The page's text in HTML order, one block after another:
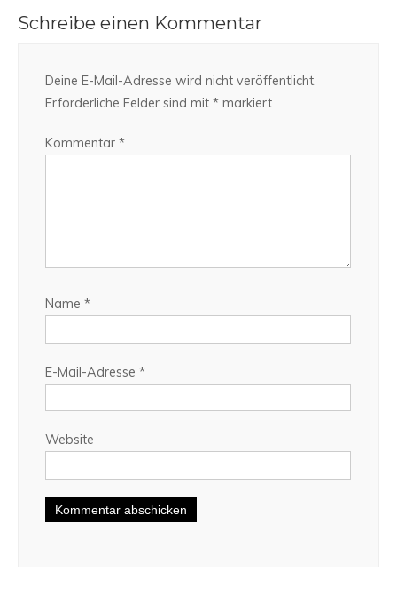
Schreibe einen Kommentar
Deine E-Mail-Adresse wird nicht veröffentlicht.
Erforderliche Felder sind mit * markiert
Kommentar *
Name *
E-Mail-Adresse *
Website